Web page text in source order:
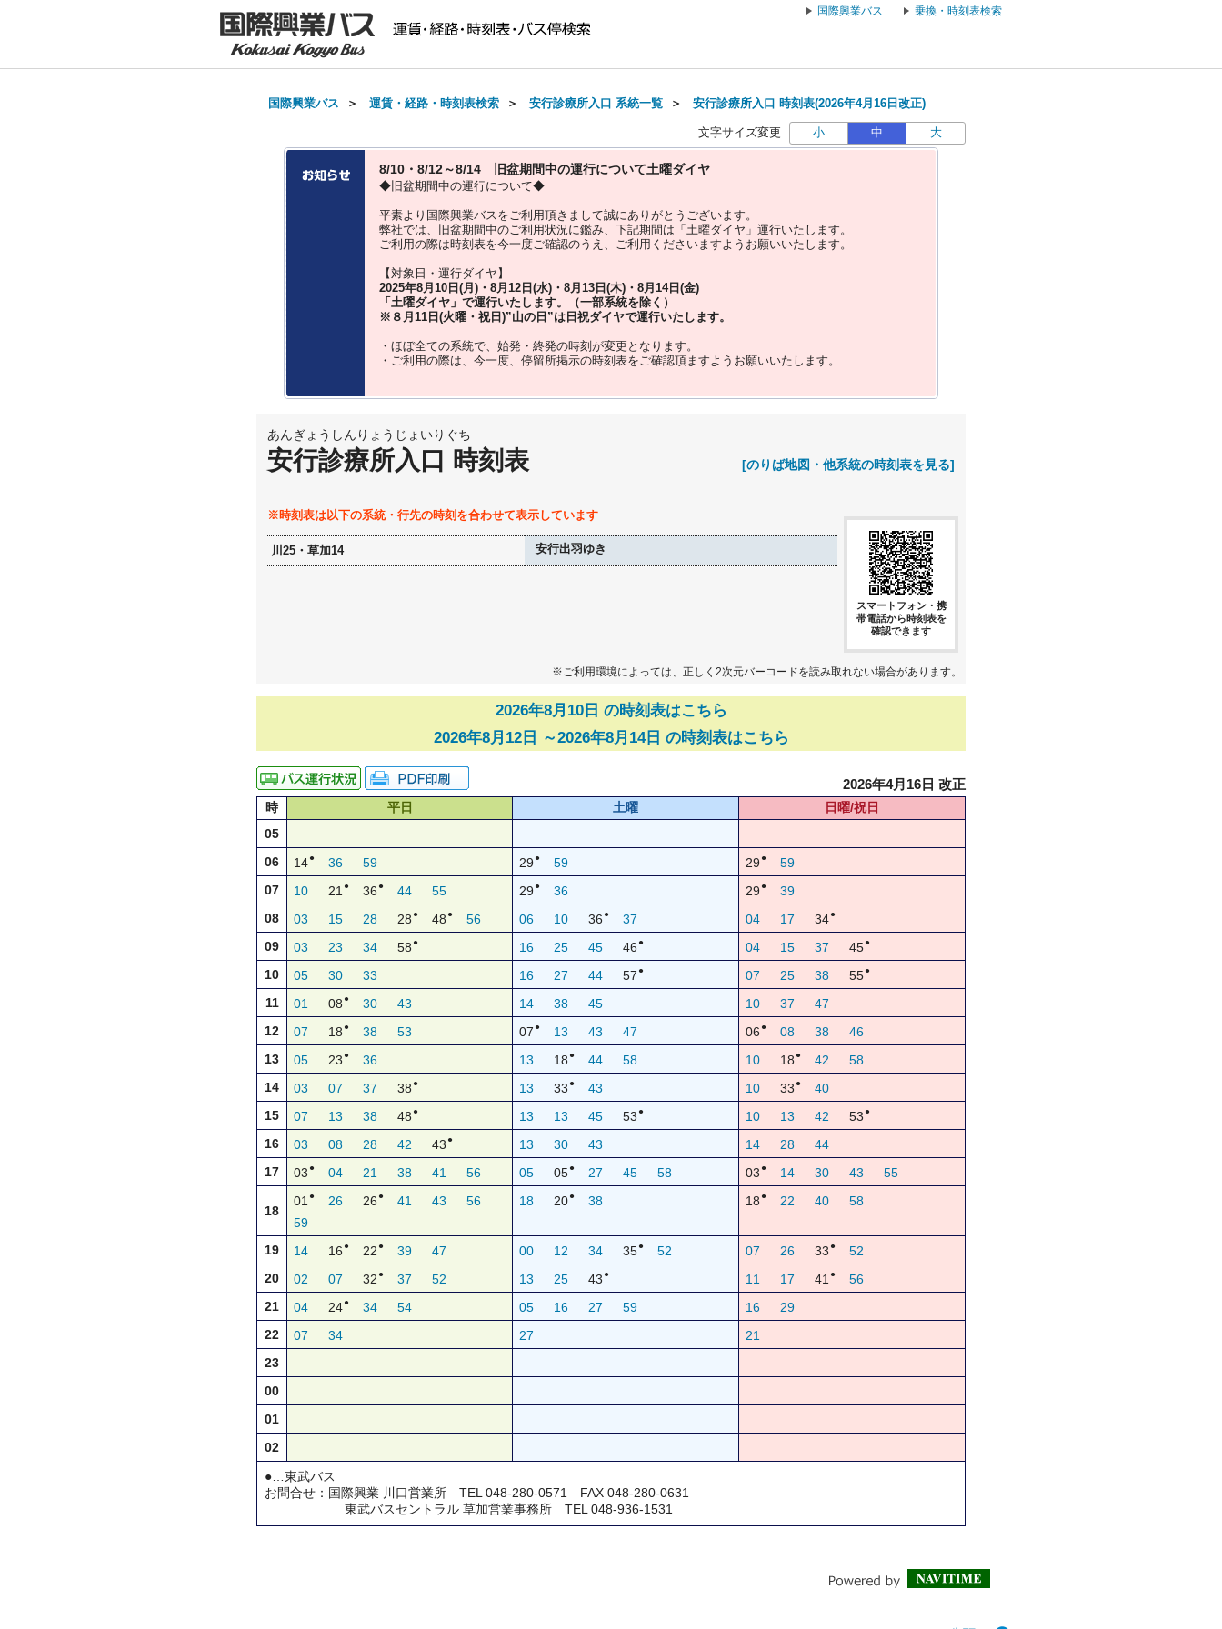
国際興業バス 乗換・時刻表検索
国際興業バス ＞ 運賃・経路・時刻表検索 ＞ 安行診療所入口 系統一覧 ＞ 安行診療所入口 時刻表(2026年4月16日改正)
文字サイズ変更 小 中 大
8/10・8/12～8/14 旧盆期間中の運行について土曜ダイヤ
◆旧盆期間中の運行について◆
平素より国際興業バスをご利用頂きまして誠にありがとうございます。
弊社では、旧盆期間中のご利用状況に鑑み、下記期間は「土曜ダイヤ」運行いたします。
ご利用の際は時刻表を今一度ご確認のうえ、ご利用くださいますようお願いいたします。
【対象日・運行ダイヤ】
2025年8月10日(月)・8月12日(水)・8月13日(木)・8月14日(金)
「土曜ダイヤ」 で運行いたします。（一部系統を除く）
※８月11日(火曜・祝日)”山の日 ”は 日祝ダイヤで運行いたします。
・ほぼ全ての系統で、始発・終発の時刻が変更となります。
・ご利用の際は、今一度、 停留所掲示の時刻表をご確認頂ますようお願いいたします。
あんぎょうしんりょうじょいりぐち
安行診療所入口 時刻表 [のりば地図・他系統の時刻表を見る]
※時刻表は以下の系統・行先の時刻を合わせて表示しています
川25・草加14 安行出羽ゆき
スマートフォン・携
帯電話から時刻表を
確認できます
※ご利用環境によっては、正しく2次元バーコードを読み取れない場合があります。
2026年8月10日 の時刻表はこちら
2026年8月12日 ～2026年8月14日 の時刻表はこちら
2026年4月16日 改正
時 平日 土曜
日曜/祝日
05
06
14● 36 59 29● 59 29●
59
07
10 21 ● 36 ● 44 55 29● 36 29●
39
08
03 15 28 28 ● 48 ● 56 06 10 36 ● 37 04 17 34●
09 03 23 34 58 ● 16 25 45 46 ● 04 15 37 45●
10 05 30 33 16 27 44 57 ● 07 25 38 55●
11 01 08 ● 30 43 14 38 45 10 37
47
12
07 18 ● 38 53 07 ● 13 43 47 06 ● 08 38
46
13
05 23 ● 36 13 18 ● 44 58 10 18 ● 42
58
14
03 07 37 38 ● 13 33 ● 43 10 33 ●
40
15
07 13 38 48 ● 13 13 45 53 ● 10 13 42 53 ●
16 03 08 28 42 43 ● 13 30 43 14 28
44
17
03 ● 04 21 38 41 56 05 05● 27 45 58 03 ● 14 30 43 55
18
01 ● 26 26 ● 41 43
56
59
18 20● 38 18 ● 22 40 58
19 14 16 ● 22 ● 39 47 00 12 34 35● 52 07 26 33 ●
52
20
02 07 32 ● 37 52 13 25 43 ● 11 17 41 ●
56
21
04 24● 34 54 05 16 27 59 16
29
22
07 34 27
21
23
00
01
02
●…東武バス
お問合せ：国際興業 川口営業所 TEL 048-280-0571 FAX 048-280-0631
東武バスセントラル 草加営業事務所 TEL 048-936-1531